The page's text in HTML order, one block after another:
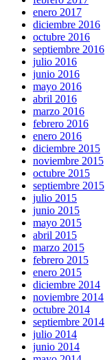
enero 2017
diciembre 2016
octubre 2016
septiembre 2016
julio 2016
junio 2016
mayo 2016
abril 2016
marzo 2016
febrero 2016
enero 2016
diciembre 2015
noviembre 2015
octubre 2015
septiembre 2015
julio 2015
junio 2015
mayo 2015
abril 2015
marzo 2015
febrero 2015
enero 2015
diciembre 2014
noviembre 2014
octubre 2014
septiembre 2014
julio 2014
junio 2014